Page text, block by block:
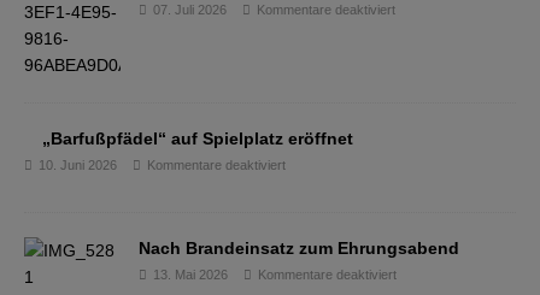
07. Juli 2026 Kommentare deaktiviert
„Barfußpfädel“ auf Spielplatz eröffnet
10. Juni 2026 Kommentare deaktiviert
Nach Brandeinsatz zum Ehrungsabend
13. Mai 2026 Kommentare deaktiviert